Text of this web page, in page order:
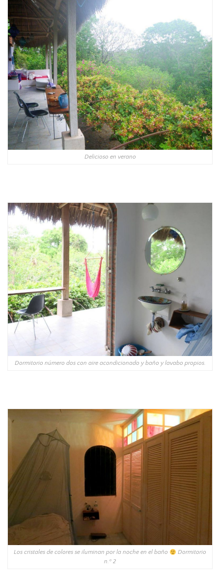
Delicioso en verano
Dormitorio número dos con aire acondicionado y baño y lavabo propios.
Los cristales de colores se iluminan por la noche en el baño
Dormitorio
n.º 2